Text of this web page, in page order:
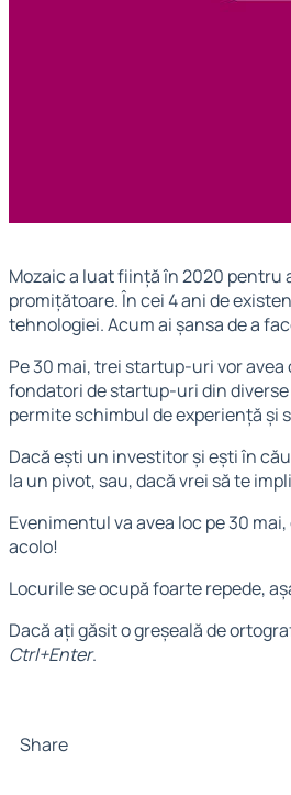
Mozaic a luat ființă în 2020
promițătoare. În cei 4 ani de
tehnologiei. Acum ai șansa de a
Pe 30 mai, trei startup-uri vor
fondatori de startup-uri din
permite schimbul de experiență și
Dacă ești un investitor și ești în
la un pivot, sau, dacă vrei să te
Evenimentul va avea loc pe 30
acolo!
Locurile se ocupă foarte repede,
Dacă ați găsit o greșeală de
Ctrl+Enter.
Share